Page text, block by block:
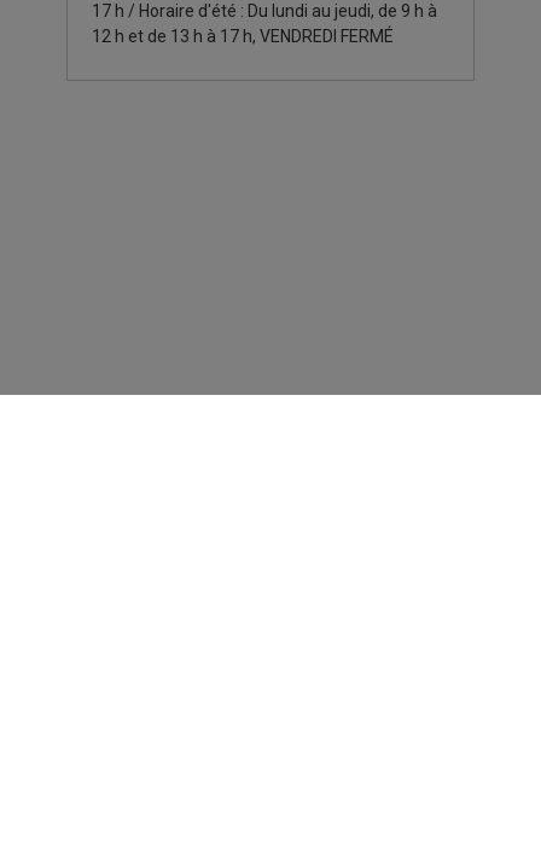
17 h / Horaire d'été : Du lundi au jeudi, de 9 h à
12 h et de 13 h à 17 h, VENDREDI FERMÉ